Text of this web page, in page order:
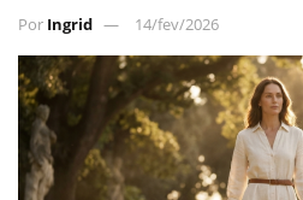
Por Ingrid 14/fev/2026